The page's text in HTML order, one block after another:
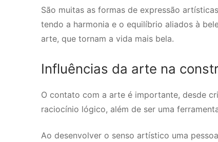
São muitas as formas de expressão
tendo a harmonia e o equilíbrio aliados à
arte, que tornam a vida mais bela.
Influências da arte na
O contato com a arte é importante, desde
raciocínio lógico, além de ser uma
Ao desenvolver o senso artístico uma